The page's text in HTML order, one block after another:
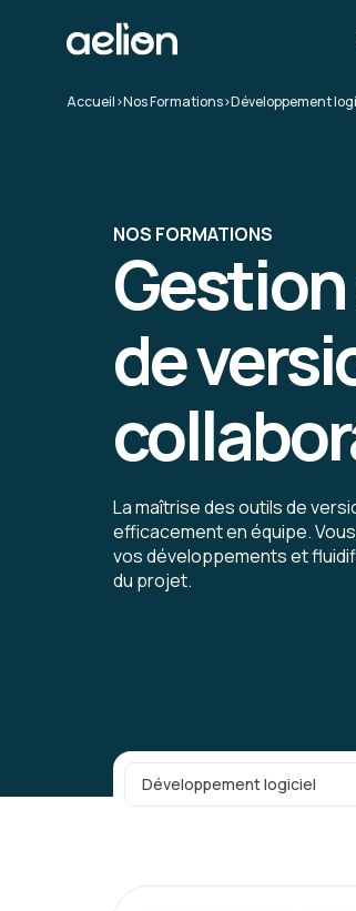
Accueil>Nos Formations>Développement
NOS FORMATIONS
de
La maîtrise des outils de
efficacement en équipe.
vos développements et
du projet.
Catégorie principale
Développement logiciel